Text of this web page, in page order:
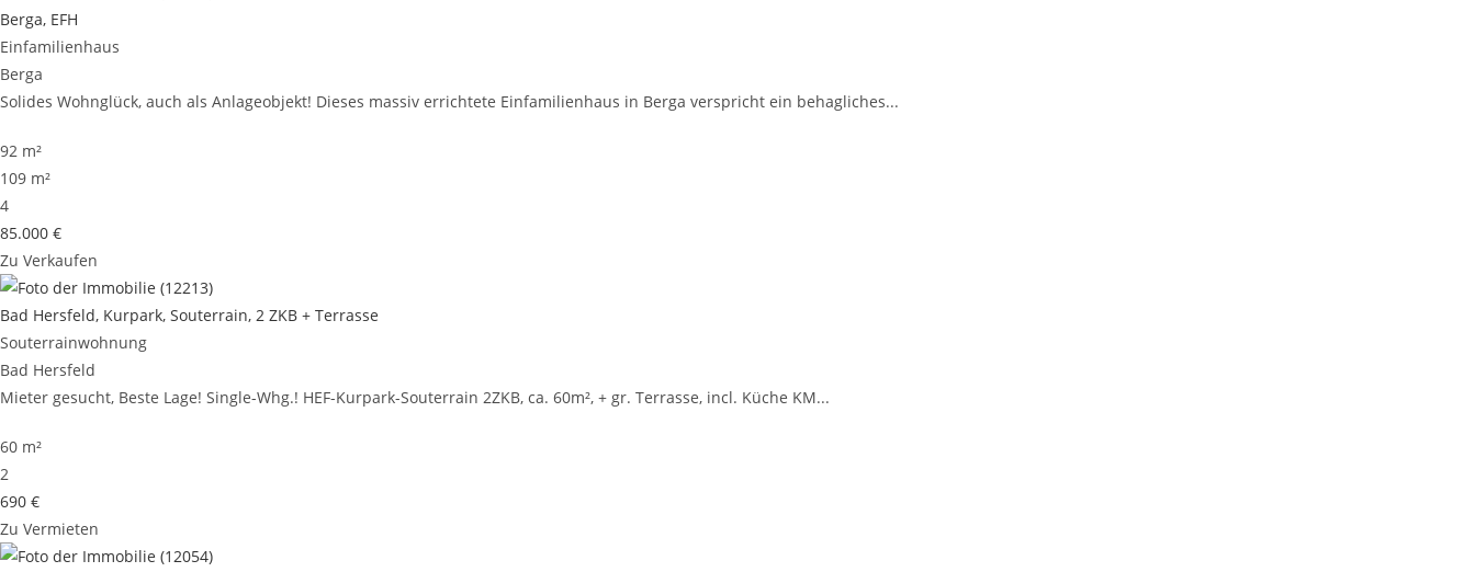
Berga, EFH
Einfamilienhaus
Berga
Solides Wohnglück, auch als Anlageobjekt! Dieses massiv errichtete Einfamilienhaus in Berga verspricht ein behagliches...
92 m²
109 m²
4
85.000 €
Zu Verkaufen
Bad Hersfeld, Kurpark, Souterrain, 2 ZKB + Terrasse
Souterrainwohnung
Bad Hersfeld
Mieter gesucht, Beste Lage! Single-Whg.! HEF-Kurpark-Souterrain 2ZKB, ca. 60m², + gr. Terrasse, incl. Küche KM...
60 m²
2
690 €
Zu Vermieten